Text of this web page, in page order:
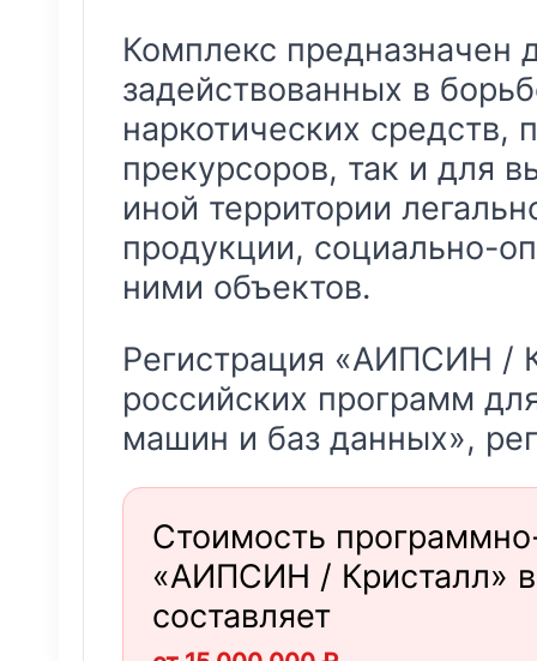
Комплекс предназначен
задействованных в
наркотических средств,
прекурсоров, так и для
иной территории
продукции, социально-
ними объектов.
Регистрация «АИПСИН /
российских программ
машин и баз данных»,
Стоимость
«АИПСИН / Кристалл»
составляет